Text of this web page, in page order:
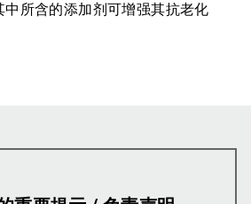
所含的添加剂可增强其抗老化